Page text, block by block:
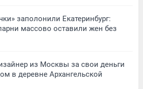
заполонили Екатеринбург:
массово оставили жен без
из Москвы за свои деньги
в деревне Архангельской